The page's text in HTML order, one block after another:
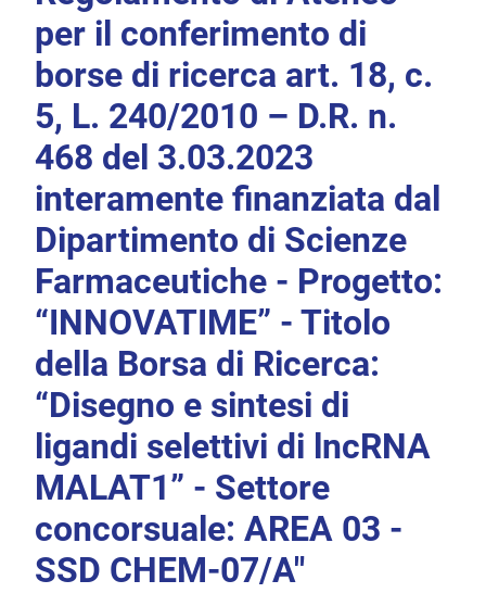
per il conferimento di
borse di ricerca art. 18, c.
5, L. 240/2010 – D.R. n.
468 del 3.03.2023
interamente finanziata dal
Dipartimento di Scienze
Farmaceutiche - Progetto:
“INNOVATIME” - Titolo
della Borsa di Ricerca:
“Disegno e sintesi di
ligandi selettivi di lncRNA
MALAT1” - Settore
concorsuale: AREA 03 -
SSD CHEM-07/A"